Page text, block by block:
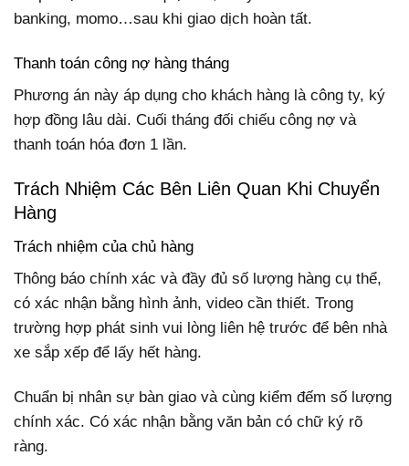
banking, momo…sau khi giao dịch hoàn tất.
Thanh toán công nợ hàng tháng
Phương án này áp dụng cho khách hàng là công ty, ký
hợp đồng lâu dài. Cuối tháng đối chiếu công nợ và
thanh toán hóa đơn 1 lần.
Trách Nhiệm Các Bên Liên Quan Khi Chuyển
Hàng
Trách nhiệm của chủ hàng
Thông báo chính xác và đầy đủ số lượng hàng cụ thể,
có xác nhận bằng hình ảnh, video cần thiết. Trong
trường hợp phát sinh vui lòng liên hệ trước để bên nhà
xe sắp xếp để lấy hết hàng.
Chuẩn bị nhân sự bàn giao và cùng kiểm đếm số lượng
chính xác. Có xác nhận bằng văn bản có chữ ký rõ
ràng.